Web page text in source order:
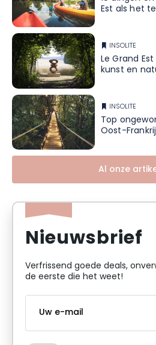
Est als het
INSOLITE
Le Grand
kunst en
INSOLITE
Top
Oost-
Al onze
Nieuwsbrief
Verfrissend goede deals,
de eerste die het weet!